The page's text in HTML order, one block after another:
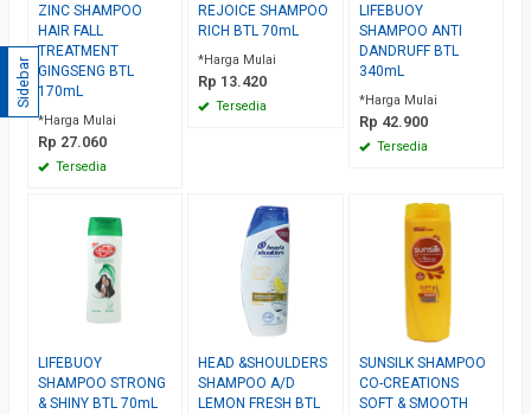
ZINC SHAMPOO
HAIR FALL
TREATMENT
GINGSENG BTL
170mL
*Harga Mulai
Rp 27.060
Tersedia
REJOICE SHAMPOO
RICH BTL 70mL
*Harga Mulai
Rp 13.420
Tersedia
LIFEBUOY
SHAMPOO ANTI
DANDRUFF BTL
340mL
*Harga Mulai
Rp 42.900
Tersedia
LIFEBUOY
SHAMPOO STRONG
& SHINY BTL 70mL
HEAD &SHOULDERS
SHAMPOO A/D
LEMON FRESH BTL
SUNSILK SHAMPOO
CO-CREATIONS
SOFT & SMOOTH
Sidebar